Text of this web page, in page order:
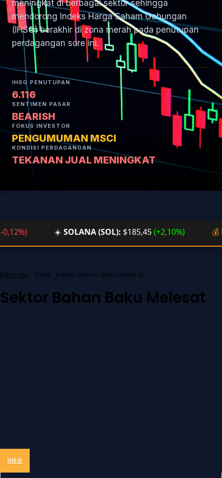
meningkat di berbagai sektor sehingga
mendorong Indeks Harga Saham Gabungan
(IHSG) berakhir di zona merah pada penutupan
perdagangan sore ini.
IHSG PENUTUPAN
6.116
SENTIMEN PASAR
BEARISH
FOKUS INVESTOR
PENGUMUMAN MSCI
KONDISI PERDAGANGAN
TEKANAN JUAL MENINGKAT
```
SOLANA (SOL):$185,45(+2,10%)
Beranda Topik Sektor Bahan Baku Melesat
Sektor Bahan Baku Melesat
IHSG